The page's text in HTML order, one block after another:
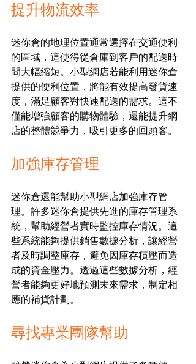
提升物流效率
迷你倉的地理位置通常選擇在交通便利
的區域，這使得從倉庫到客戶的配送時
間大幅縮短。小型網店若能利用迷你倉
提供的便利位置，將能有效提高發貨速
度，滿足顧客對快速配送的需求。這不
僅能增強顧客的購物體驗，還能提升網
店的整體競爭力，吸引更多的回頭客。
加強庫存管理
迷你倉還能幫助小型網店加強庫存管
理。許多迷你倉提供先進的庫存管理系
統，幫助經營者實時監控庫存情況。這
些系統能夠提供銷售數據分析，讓經營
者及時調整庫存，避免因庫存積壓而造
成的資金壓力。透過這些數據分析，經
營者能夠更好地預測未來需求，制定相
應的補貨計劃。
尋找專業團隊幫助